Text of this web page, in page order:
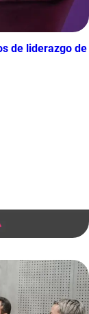
de liderazgo de